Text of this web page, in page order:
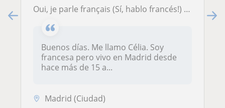
Oui, je parle français (Sí, hablo francés!) - online
Buenos días. Me llamo Célia. Soy
francesa pero vivo en Madrid desde
hace más de 15 a...
Madrid (Ciudad)